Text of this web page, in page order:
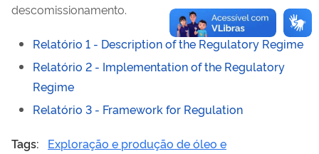
descomissionamento.
Relatório 1 - Description of the Regulatory Regime
Relatório 2 - Implementation of the Regulatory
Regime
Relatório 3 - Framework for Regulation
Tags:
Exploração e produção de óleo e